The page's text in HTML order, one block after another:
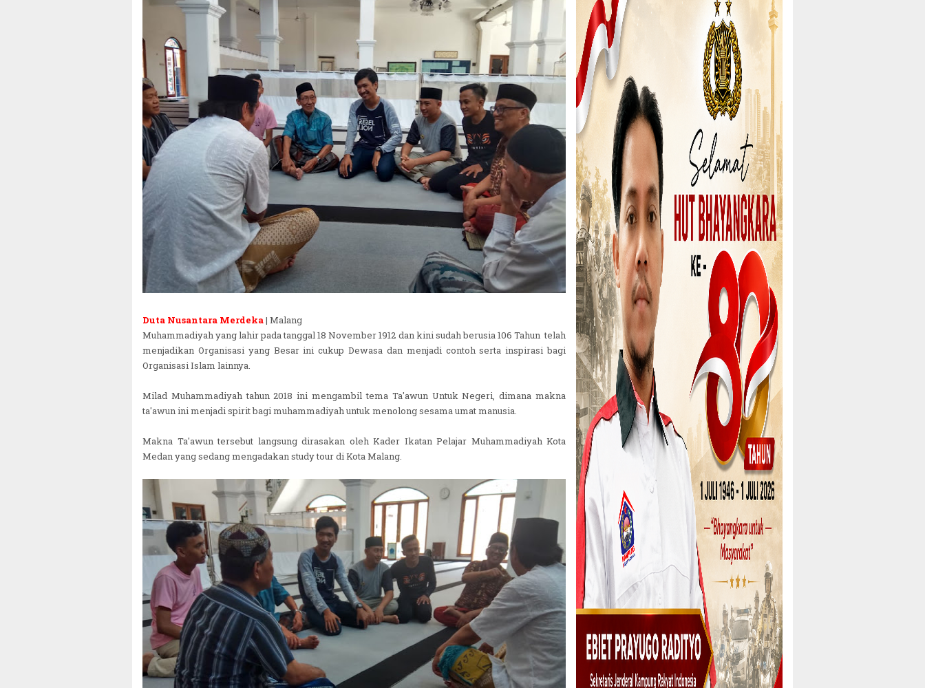
Duta Nusantara Merdeka| Malang
Muhammadiyah yang lahir pada tanggal 18 November 1912 dan kini sudah berusia 106 Tahun telah
menjadikan Organisasi yang Besar ini cukup Dewasa dan menjadi contoh serta inspirasi bagi
Organisasi Islam lainnya.
Milad Muhammadiyah tahun 2018 ini mengambil tema Ta'awun Untuk Negeri, dimana makna
ta'awun ini menjadi spirit bagi muhammadiyah untuk menolong sesama umat manusia.
Makna Ta'awun tersebut langsung dirasakan oleh Kader Ikatan Pelajar Muhammadiyah Kota
Medan yang sedang mengadakan study tour di Kota Malang.